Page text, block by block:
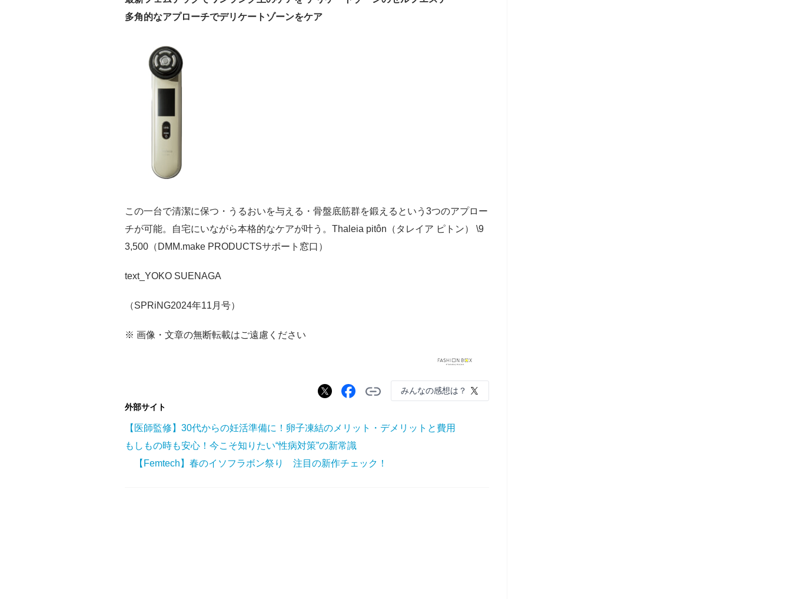
多角的なアプローチでデリケートゾーンをケア
この一台で清潔に保つ・うるおいを与える・骨盤底筋群を鍛えるという3つのアプロー
チが可能。自宅にいながら本格的なケアが叶う。Thaleia pitôn（タレイア ピトン） \9
3,500（DMM.make PRODUCTSサポート窓口）
text_YOKO SUENAGA
（SPRiNG2024年11月号）
※ 画像・文章の無断転載はご遠慮ください
みんなの感想は？
外部サイト
【医師監修】30代からの妊活準備に！卵子凍結のメリット・デメリットと費用
もしもの時も安心！今こそ知りたい“性病対策”の新常識
【Femtech】春のイソフラボン祭り 注目の新作チェック！